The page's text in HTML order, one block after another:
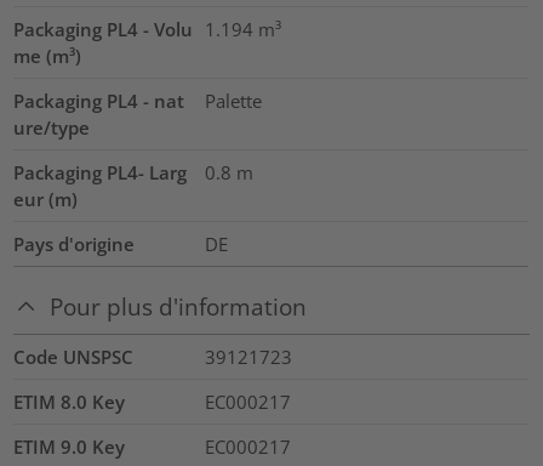
Packaging PL4 - Volu
me (m³)
1.194 m³
Packaging PL4 - nat
ure/type
Palette
Packaging PL4- Larg
eur (m)
0.8 m
Pays d'origine DE
Pour plus d'information
Code UNSPSC
39121723
ETIM 8.0 Key
EC000217
ETIM 9.0 Key
EC000217